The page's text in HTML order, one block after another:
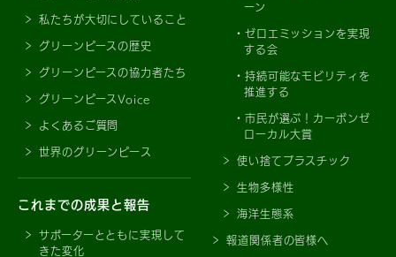
私たちが大切にしていること
グリーンピースの歴史
グリーンピースの協力者たち
グリーンピースVoice
よくあるご質問
世界のグリーンピース
これまでの成果と報告
サポーターとともに実現して
きた変化
ーン
ゼロエミッションを実現
する会
持続可能なモビリティを
推進する
市民が選ぶ！カーボンゼ
ローカル大賞
使い捨てプラスチック
生物多様性
海洋生態系
報道関係者の皆様へ